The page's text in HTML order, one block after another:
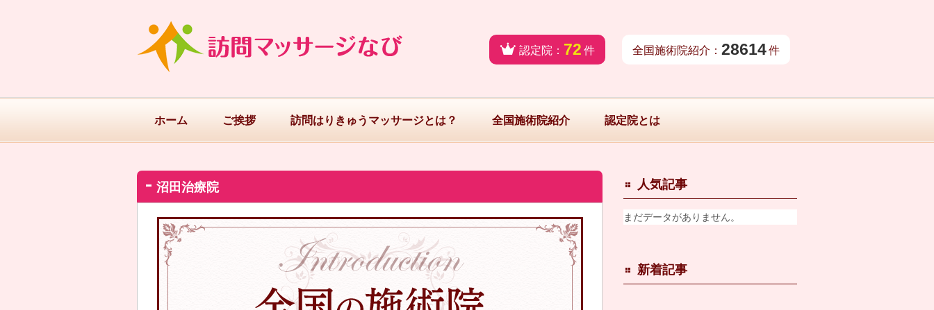
認定院： 72 件 全国施術院紹介： 28614件
ホーム ご挨拶 訪問はりきゅうマッサージとは？ 全国施術院紹介 認定院とは
沼田治療院 人気記事
まだデータがありません。
新着記事